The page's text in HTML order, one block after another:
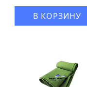
В КОРЗИНУ